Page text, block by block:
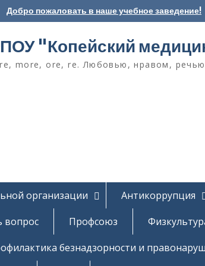
Добро пожаловать в наше учебное заведение!
"Копейский
more, ore, re. Любовью, нравом,
организации Антикоррупция
вопрос Профсоюз
безнадзорности и